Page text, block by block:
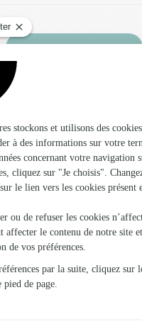
Faire livrer des fleurs
Interflora à Augé